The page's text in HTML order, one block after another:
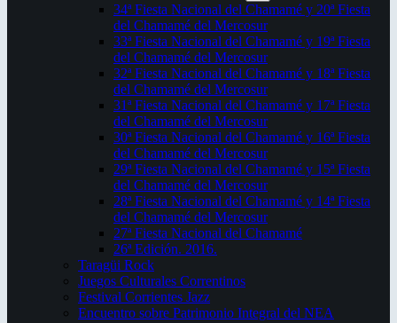
34ª Fiesta Nacional del Chamamé y 20ª Fiesta
del Chamamé del Mercosur
33ª Fiesta Nacional del Chamamé y 19ª Fiesta
del Chamamé del Mercosur
32ª Fiesta Nacional del Chamamé y 18ª Fiesta
del Chamamé del Mercosur
31ª Fiesta Nacional del Chamamé y 17ª Fiesta
del Chamamé del Mercosur
30ª Fiesta Nacional del Chamamé y 16ª Fiesta
del Chamamé del Mercosur
29ª Fiesta Nacional del Chamamé y 15ª Fiesta
del Chamamé del Mercosur
28ª Fiesta Nacional del Chamamé y 14ª Fiesta
del Chamamé del Mercosur
27ª Fiesta Nacional del Chamamé
26ª Edición. 2016.
Taragüi Rock
Juegos Culturales Correntinos
Festival Corrientes Jazz
Encuentro sobre Patrimonio Integral del NEA